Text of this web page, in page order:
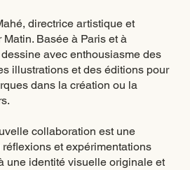
directrice artistique et
Matin. Basée à Paris et à
avec enthousiasme des
illustrations et des éditions pour
dans la création ou la
collaboration est une
et expérimentations
une identité visuelle originale et